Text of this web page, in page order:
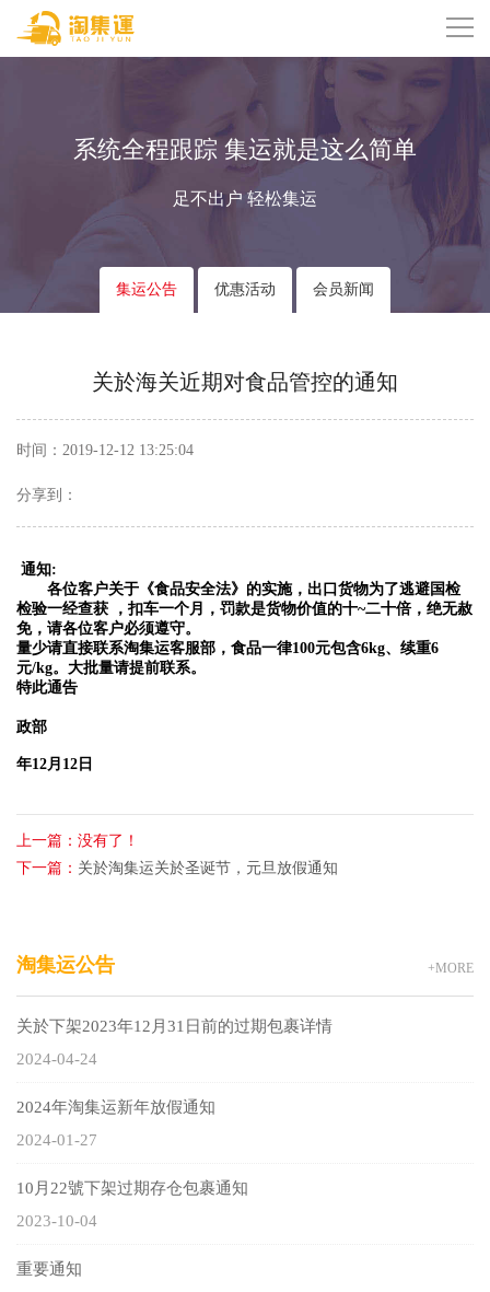
系统全程跟踪 集运就是这么简单
足不出户 轻松集运
集运公告 优惠活动 会员新闻
关於海关近期对食品管控的通知
时间：2019-12-12 13:25:04
分享到：
通知:
各位客户关于《食品安全法》的实施，出口货物为了逃避国检
检验一经查获 ，扣车一个月，罚款是货物价值的十~二十倍，绝无赦
免，请各位客户必须遵守。
量少请直接联系淘集运客服部，食品一律100元包含6kg、续重6
元/kg。大批量请提前联系。
特此通告
政部
年12月12日
上一篇： 没有了！
下一篇： 关於淘集运关於圣诞节，元旦放假通知
淘集运公告 +MORE
关於下架2023年12月31日前的过期包裹详情
2024-04-24
2024年淘集运新年放假通知
2024-01-27
10月22號下架过期存仓包裹通知
2023-10-04
重要通知